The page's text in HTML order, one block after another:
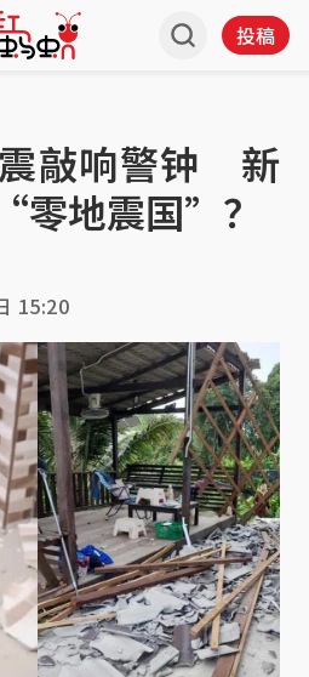
投稿
敲响警钟 新
零地震国”？
15:20